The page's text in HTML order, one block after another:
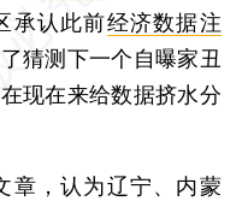
承认此前经济数据注
猜测下一个自曝家丑
现在来给数据挤水分
，认为辽宁、内蒙